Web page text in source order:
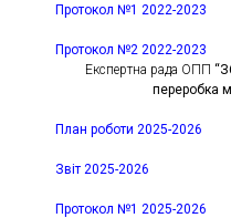
Протокол №1 2022-2023
Протокол №2 2022-2023
Експертна рада ОПП
переробка
План роботи 2025-2026
Звіт 2025-2026
Протокол №1 2025-2026